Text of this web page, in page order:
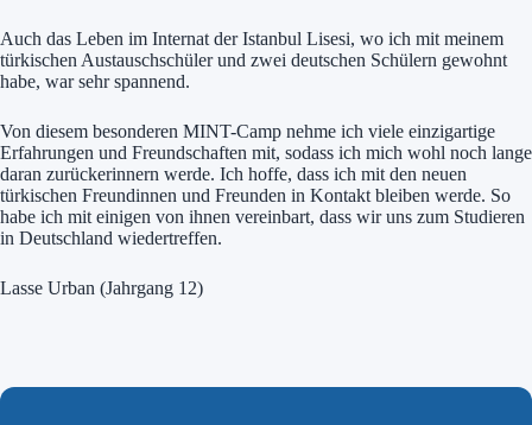
Auch das Leben im Internat der Istanbul Lisesi, wo ich mit meinem
türkischen Austauschschüler und zwei deutschen Schülern gewohnt
habe, war sehr spannend.
Von diesem besonderen MINT-Camp nehme ich viele einzigartige
Erfahrungen und Freundschaften mit, sodass ich mich wohl noch lange
daran zurückerinnern werde. Ich hoffe, dass ich mit den neuen
türkischen Freundinnen und Freunden in Kontakt bleiben werde. So
habe ich mit einigen von ihnen vereinbart, dass wir uns zum Studieren
in Deutschland wiedertreffen.
Lasse Urban (Jahrgang 12)